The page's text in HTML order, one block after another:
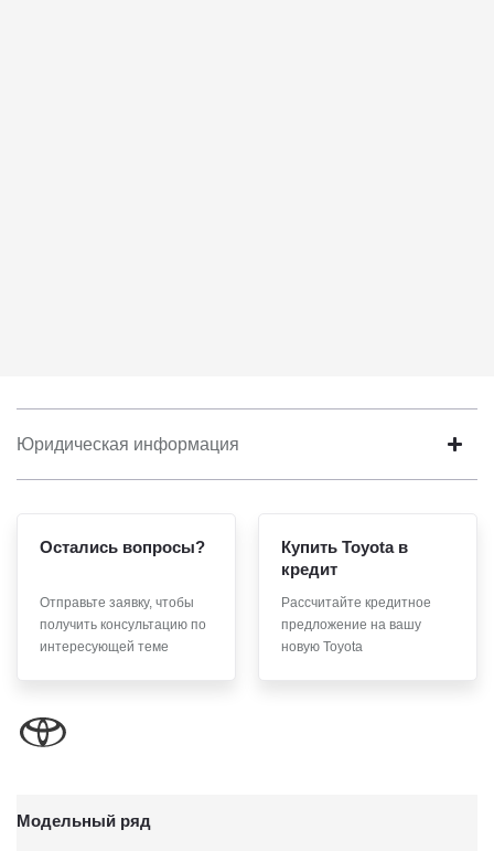
Юридическая информация
Остались вопросы?
Отправьте заявку, чтобы
получить консультацию по
интересующей теме
Купить Toyota в
кредит
Рассчитайте кредитное
предложение на вашу
новую Toyota
Модельный ряд